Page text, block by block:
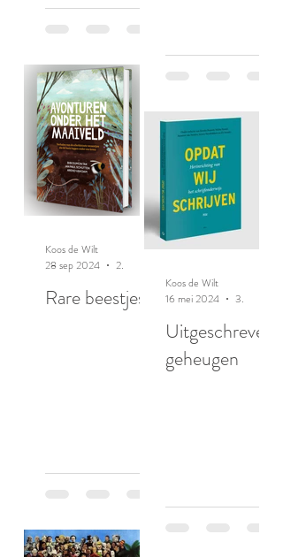
Rare beestjes
Koos de Wilt
28 sep 2024
2 minuten om te lezen
Uitgeschreven
geheugen
Koos de Wilt
16 mei 2024
3 minuten om te lezen